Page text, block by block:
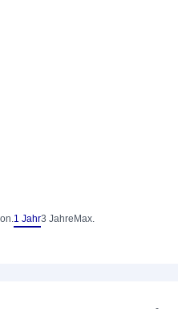
1 Jahr3 Jahre Max.
-